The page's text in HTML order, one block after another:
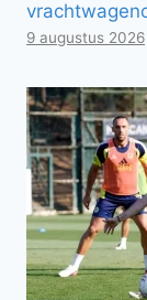
9 augustus 2026